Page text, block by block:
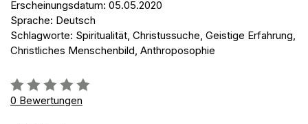
Erscheinungsdatum: 05.05.2020
Sprache: Deutsch
Schlagworte: Spiritualität, Christussuche, Geistige Erfahrung,
Christliches Menschenbild, Anthroposophie
Bewertung::
0%
0 Bewertungen